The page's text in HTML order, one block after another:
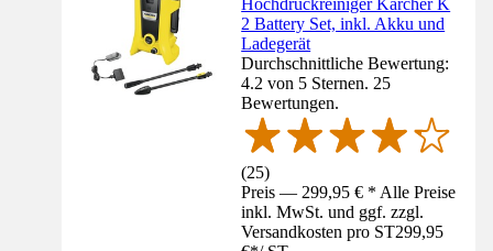
Hochdruckreiniger Kärcher K
2 Battery Set, inkl. Akku und
Ladegerät
Durchschnittliche Bewertung:
4.2 von 5 Sternen. 25
Bewertungen.
(25)
Preis — 299,95 € * Alle Preise
inkl. MwSt. und ggf. zzgl.
Versandkosten pro ST299,95